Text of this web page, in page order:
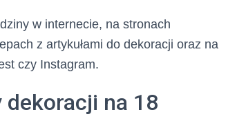
w internecie, na stronach
z artykułami do dekoracji oraz na
czy Instagram.
na 18